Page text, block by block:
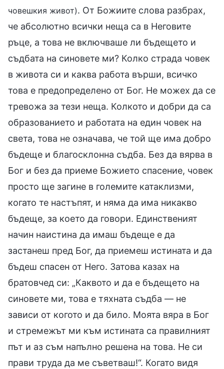
човешкия живот). От Божиите слова разбрах,
че абсолютно всички неща са в Неговите
ръце, а това не включваше ли бъдещето и
съдбата на синовете ми? Колко страда човек
в живота си и каква работа върши, всичко
това е предопределено от Бог. Не можех да се
тревожа за тези неща. Колкото и добри да са
образованието и работата на един човек на
света, това не означава, че той ще има добро
бъдеще и благосклонна съдба. Без да вярва в
Бог и без да приеме Божието спасение, човек
просто ще загине в големите катаклизми,
когато те настъпят, и няма да има никакво
бъдеще, за което да говори. Единственият
начин наистина да имаш бъдеще е да
застанеш пред Бог, да приемеш истината и да
бъдеш спасен от Него. Затова казах на
братовчед си: „Каквото и да е бъдещето на
синовете ми, това е тяхната съдба — не
зависи от когото и да било. Моята вяра в Бог
и стремежът ми към истината са правилният
път и аз съм напълно решена на това. Не си
прави труда да ме съветваш!“. Когато видя